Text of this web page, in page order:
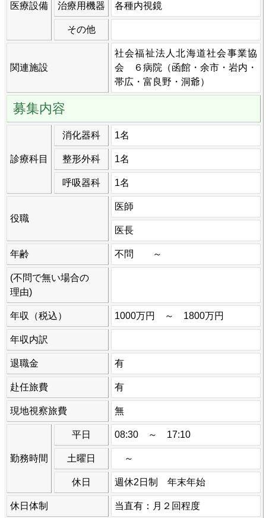
医療設備 治療用機器 各種内視鏡
その他
関連施設
社会福祉法人北海道社会事業協
会 ６病院（函館・余市・岩内・
帯広・富良野・洞爺）
募集内容
診療科目
消化器科 1名
整形外科 1名
呼吸器科 1名
役職
医師
医長
年齢 不問 ～
(不問で無い場合の
理由)
年収（税込） 1000万円 ～ 1800万円
年収内訳
退職金 有
赴任旅費 有
現地視察旅費 無
勤務時間
平日 08:30 ～ 17:10
土曜日 ～
休日 週休2日制 年末年始
休日体制 当直有：月２回程度